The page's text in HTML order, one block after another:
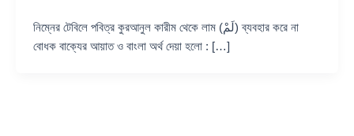
নিম্নের টেবিলে পবিত্র কুরআনুল কারীম থেকে লাম (لَمْ) ব্যবহার করে না
বোধক বাক্যের আয়াত ও বাংলা অর্থ দেয়া হলো : […]